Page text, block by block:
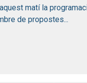
matí la
de propostes...